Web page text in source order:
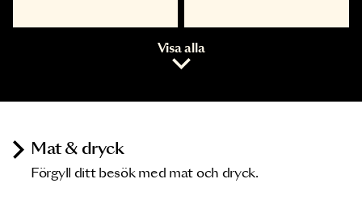
Visa alla
Mat & dryck
Förgyll ditt besök med mat och dryck.